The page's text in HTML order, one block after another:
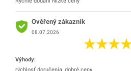
Ověřený zákazník
08.07.2026
Výhody: